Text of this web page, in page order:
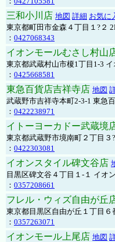
三和小川店 地図 詳細 お気に
東京都町田市金森４丁目１?２
： 0427068343
イオンモールむさし村山
東京都武蔵村山市榎1丁目1-3
： 0425668581
東急百貨店吉祥寺店 地図
武蔵野市吉祥寺本町2-3-1 東急
： 0422238971
イトーヨーカドー武蔵境
東京都武蔵野市境南町２丁目
： 0422303081
イオンスタイル碑文谷店
目黒区碑文谷４丁目１-１ イオ
： 0357208661
フレル・ウィズ自由が丘
東京都目黒区自由が丘１丁目６
： 0357263071
イオンモール上尾店 地図